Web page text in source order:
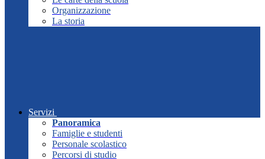
Organizzazione
La storia
Servizi
Panoramica
Famiglie e studenti
Personale scolastico
Percorsi di studio